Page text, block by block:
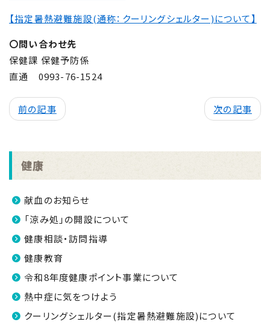
【指定暑熱避難施設(通称：クーリングシェルター)について】
〇問い合わせ先
保健課 保健予防係
直通 0993-76-1524
前の記事 次の記事
健康
献血のお知らせ
「涼み処」の開設について
健康相談・訪問指導
健康教育
令和8年度健康ポイント事業について
熱中症に気をつけよう
クーリングシェルター(指定暑熱避難施設)について